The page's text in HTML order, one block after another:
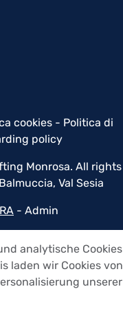
cookies- Politica di
policy
Monrosa. All rights
Val Sesia
- Admin
analytische Cookies
laden wir Cookies von
unserer